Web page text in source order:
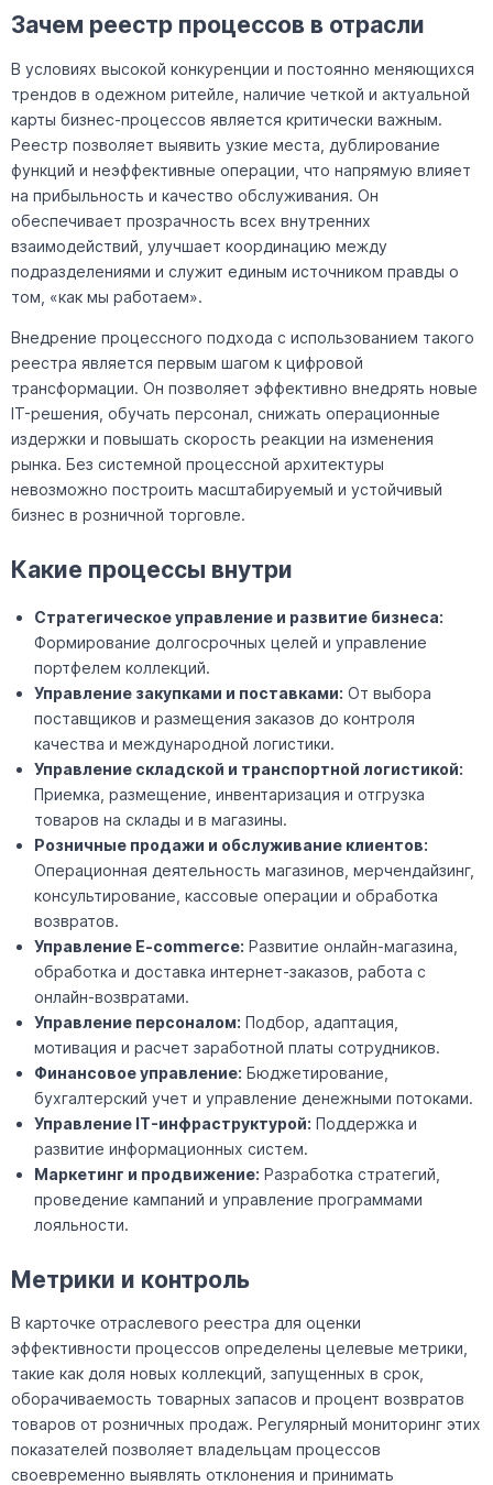
Зачем реестр процессов в отрасли
В условиях высокой конкуренции и постоянно меняющихся
трендов в одежном ритейле, наличие четкой и актуальной
карты бизнес-процессов является критически важным.
Реестр позволяет выявить узкие места, дублирование
функций и неэффективные операции, что напрямую влияет
на прибыльность и качество обслуживания. Он
обеспечивает прозрачность всех внутренних
взаимодействий, улучшает координацию между
подразделениями и служит единым источником правды о
том, «как мы работаем».
Внедрение процессного подхода с использованием такого
реестра является первым шагом к цифровой
трансформации. Он позволяет эффективно внедрять новые
IT-решения, обучать персонал, снижать операционные
издержки и повышать скорость реакции на изменения
рынка. Без системной процессной архитектуры
невозможно построить масштабируемый и устойчивый
бизнес в розничной торговле.
Какие процессы внутри
Стратегическое управление и развитие бизнеса:
Формирование долгосрочных целей и управление
портфелем коллекций.
Управление закупками и поставками: От выбора
поставщиков и размещения заказов до контроля
качества и международной логистики.
Управление складской и транспортной логистикой:
Приемка, размещение, инвентаризация и отгрузка
товаров на склады и в магазины.
Розничные продажи и обслуживание клиентов:
Операционная деятельность магазинов, мерчендайзинг,
консультирование, кассовые операции и обработка
возвратов.
Управление E-commerce: Развитие онлайн-магазина,
обработка и доставка интернет-заказов, работа с
онлайн-возвратами.
Управление персоналом: Подбор, адаптация,
мотивация и расчет заработной платы сотрудников.
Финансовое управление: Бюджетирование,
бухгалтерский учет и управление денежными потоками.
Управление IT-инфраструктурой: Поддержка и
развитие информационных систем.
Маркетинг и продвижение: Разработка стратегий,
проведение кампаний и управление программами
лояльности.
Метрики и контроль
В карточке отраслевого реестра для оценки
эффективности процессов определены целевые метрики,
такие как доля новых коллекций, запущенных в срок,
оборачиваемость товарных запасов и процент возвратов
товаров от розничных продаж. Регулярный мониторинг этих
показателей позволяет владельцам процессов
своевременно выявлять отклонения и принимать